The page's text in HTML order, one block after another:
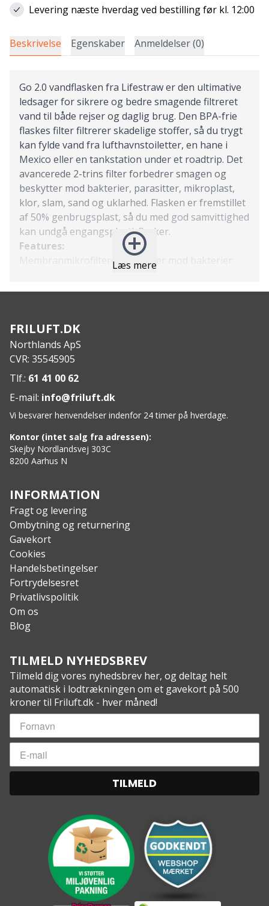
Levering næste hverdag ved bestilling før kl. 12:00
Beskrivelse Egenskaber Anmeldelser (0)
Læs mere
Go 2.0 vandflasken fra Lifestraw er den ultimative
ledsager for sikrere og bedre smagende filtreret
vand til både rejser og daglig brug. Den BPA-frie
flaskes filter filtrerer skadelige stoffer, så du trygt
kan fylde vand fra lufthavnstoiletter, en hane i
Mexico eller en tankstation under et roadtrip. Det
avancerede 2-trins filter forbedrer smagen og
beskytter mod bakterier, parasitter, mikroplast,
klor, slam, sand og uklarhed. Flasken er fremstillet
af 50% genbrugsplast, så du med god samvittighed
kan undgå engangsplasticflasker.
Features:
Membranmikrofilteret beskytter mod bakterier
Giardia og Cryptosporidium), mikroplast, sand,
stof, hvilket giver vandet en bedre smag.
Membranmikrofilteret varer op til 4.000 liter – ca.
fem års daglig brug. Kulfilteret varer op til 100 l –
ca. to måneder.
engangsplastikvandflasker, så du kan reducere
aftryk på miljøet.
LifeStraw er et B Corp og Climate Neutral Certified
mærke.
Specs:
genbrugsplast fra forbrugere.
Filtrering: Avanceret 2-trins filter
(membranmikrofilter og kulfilter).
Kapacitet: Membranmikrofilter op til 4.000 L,
kulfilter op til 100 L.
Certificeringer: B Corp, Climate Neutral Certified.
FRILUFT.DK
Northlands ApS
CVR: 35545905
Tlf.: 61 41 00 62
E-mail: info@friluft.dk
Vi besvarer henvendelser indenfor 24 timer på hverdage.
Kontor (intet salg fra adressen):
Skejby Nordlandsvej 303C
8200 Aarhus N
INFORMATION
Fragt og levering
Ombytning og returnering
Gavekort
Cookies
Handelsbetingelser
Fortrydelsesret
Privatlivspolitik
Om os
Blog
TILMELD NYHEDSBREV
Tilmeld dig vores nyhedsbrev her, og deltag helt
automatisk i lodtrækningen om et gavekort på 500
kroner til Friluft.dk - hver måned!
TILMELD